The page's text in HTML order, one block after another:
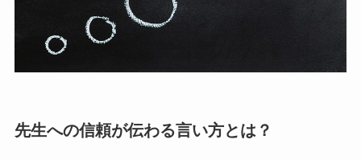
先生への信頼が伝わる言い方とは？